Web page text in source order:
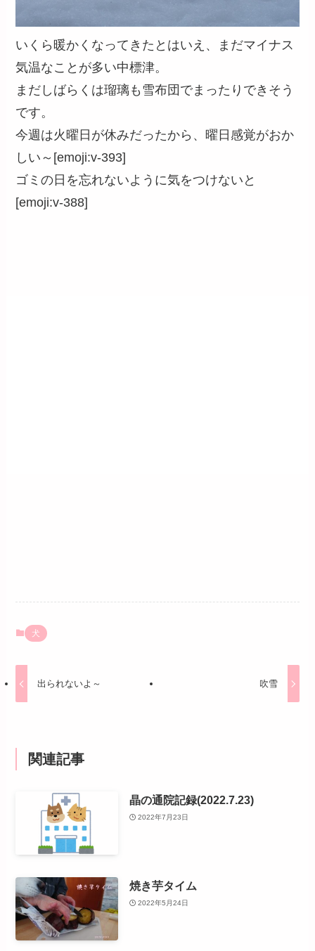
いくら暖かくなってきたとはいえ、まだマイナス
気温なことが多い中標津。
まだしばらくは瑠璃も雪布団でまったりできそう
です。
今週は火曜日が休みだったから、曜日感覚がおか
しい～[emoji:v-393]
ゴミの日を忘れないように気をつけないと
[emoji:v-388]
犬
出られないよ～ 吹雪
関連記事
晶の通院記録(2022.7.23)
2022年7月23日
焼き芋タイム
2022年5月24日